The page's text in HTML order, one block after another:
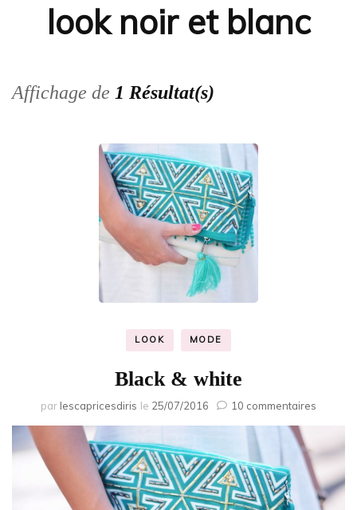
look noir et blanc
Affichage de 1 Résultat(s)
LOOK MODE
Black & white
par lescapricesdiris le 25/07/2016 10 commentaires
white